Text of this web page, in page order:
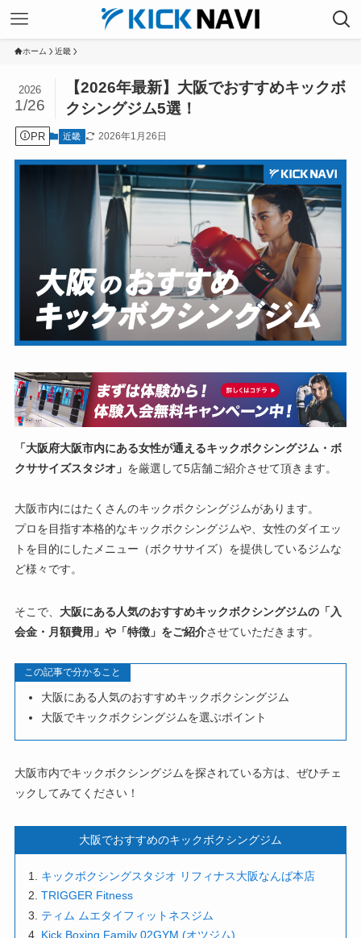
ホーム 近畿
【2026年最新】大阪でおすすめキックボ
クシングジム5選！
2026
1/26
PR 近畿 2026年1月26日
「大阪府大阪市内にある女性が通えるキックボクシングジム・ボ
クササイズスタジオ」 を厳選して5店舗ご紹介させて頂きます。
大阪市内にはたくさんのキックボクシングジムがあります。
プロを目指す本格的なキックボクシングジムや、女性のダイエッ
トを目的にしたメニュー（ボクササイズ）を提供しているジムな
ど様々です。
そこで、 大阪にある人気のおすすめキックボクシングジムの「入
会金・月額費用」や「特徴」をご紹介させていただきます。
この記事で分かること
大阪にある人気のおすすめキックボクシングジム
大阪でキックボクシングジムを選ぶポイント
大阪市内でキックボクシングジムを探されている方は、ぜひチェ
ックしてみてください！
大阪でおすすめのキックボクシングジム
キックボクシングスタジオ リフィナス大阪なんば本店
TRIGGER Fitness
ティム ムエタイフィットネスジム
Kick Boxing Family 02GYM (オツジム)